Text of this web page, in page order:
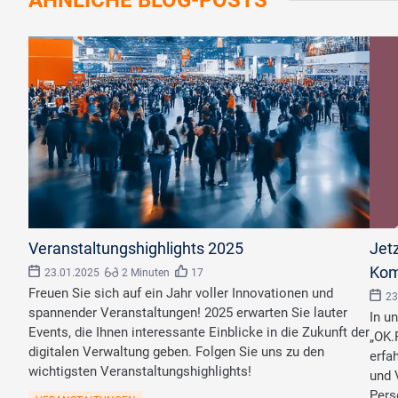
Veranstaltungshighlights 2025
23.01.2025 2 Minuten 17
Freuen Sie sich auf ein Jahr voller Innovationen und
spannender Veranstaltungen! 2025 erwarten Sie lauter
Events, die Ihnen interessante Einblicke in die Zukunft der
digitalen Verwaltung geben. Folgen Sie uns zu den
wichtigsten Veranstaltungshighlights!
In
und